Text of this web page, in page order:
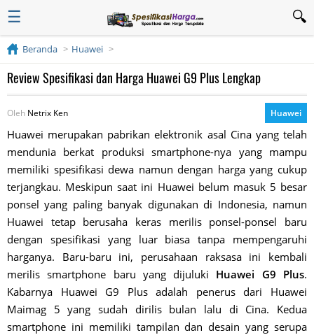
☰
Beranda Huawei
Review Spesifikasi dan Harga Huawei G9 Plus Lengkap
Oleh Netrix Ken Huawei
Huawei merupakan pabrikan elektronik asal Cina yang telah
mendunia berkat produksi smartphone-nya yang mampu
memiliki spesifikasi dewa namun dengan harga yang cukup
terjangkau. Meskipun saat ini Huawei belum masuk 5 besar
ponsel yang paling banyak digunakan di Indonesia, namun
Huawei tetap berusaha keras merilis ponsel-ponsel baru
dengan spesifikasi yang luar biasa tanpa mempengaruhi
harganya. Baru-baru ini, perusahaan raksasa ini kembali
merilis smartphone baru yang dijuluki Huawei G9 Plus.
Kabarnya Huawei G9 Plus adalah penerus dari Huawei
Maimag 5 yang sudah dirilis bulan lalu di Cina. Kedua
smartphone ini memiliki tampilan dan desain yang serupa